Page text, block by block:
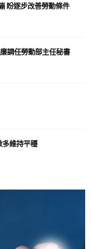
盼逐步改善勞動條件
調任勞動部主任秘書
多維持平穩